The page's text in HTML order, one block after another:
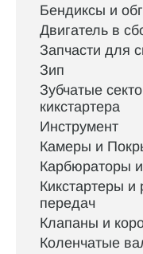
Бендиксы и
Двигатель в
Запчасти для
Зип
Зубчатые
кикстартера
Инструмент
Камеры и
Карбюраторы
Кикстартеры
передач
Клапаны и
Коленчатые